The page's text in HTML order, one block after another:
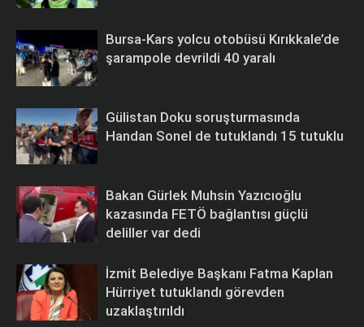
Bursa-Kars yolcu otobüsü Kırıkkale’de
şarampole devrildi 40 yaralı
Gülistan Doku soruşturmasında
Handan Sonel de tutuklandı 15 tutuklu
Bakan Gürlek Muhsin Yazıcıoğlu
kazasında FETÖ bağlantısı güçlü
deliller var dedi
İzmit Belediye Başkanı Fatma Kaplan
Hürriyet tutuklandı görevden
uzaklaştırıldı